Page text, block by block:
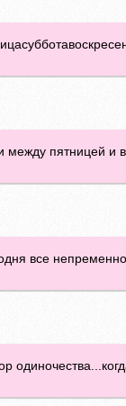
пятницей и
все